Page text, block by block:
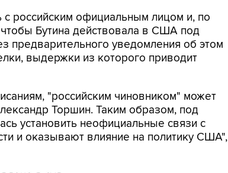
российским официальным лицом и, по
Бутина действовала в США под
предварительного уведомления об этом
выдержки из которого приводит
"российским чиновником" может
Торшин. Таким образом, под
установить неофициальные связи с
и оказывают влияние на политику США",